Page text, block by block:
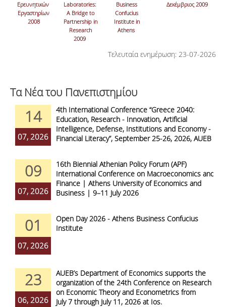
Ερευνητικών
Εργαστηρίων
2008
Laboratories:
A Bridge to
Partnership in
Research
2009
Business
Confucius
Institute in
Athens
Δεκέμβριος 2009
Τελευταία ενημέρωση: 23-07-2026
Τα Νέα του Πανεπιστημίου
14
07, 2026
4th International Conference “Greece 2040:
Education, Research - Innovation, Artificial
Intelligence, Defense, Institutions and Economy -
Financial Literacy”, September 25-26, 2026, AUEB
09
07, 2026
16th Biennial Athenian Policy Forum (APF)
International Conference on Macroeconomics and
Finance | Athens University of Economics and
Business | 9–11 July 2026
01
07, 2026
Open Day 2026 - Athens Business Confucius
Institute
23
06, 2026
AUEB’s Department of Economics supports the
organization of the 24th Conference on Research
on Economic Theory and Econometrics from
July 7 through July 11, 2026 at Ios.